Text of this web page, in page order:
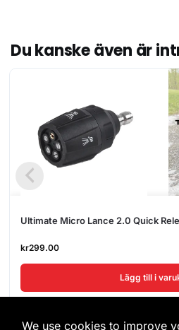
Du kanske även är
Ultimate Micro Lance 2.0 Quick
kr299.00
Lägg till i